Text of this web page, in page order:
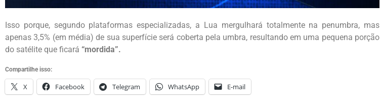
Isso porque, segundo plataformas especializadas, a Lua mergulhará totalmente na penumbra, mas
apenas 3,5% (em média) de sua superfície será coberta pela umbra, resultando em uma pequena porção
do satélite que ficará “mordida”.
Compartilhe isso:
X Facebook Telegram WhatsApp E-mail